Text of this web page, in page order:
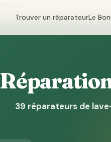
Trouver un réparateurLe
39 réparateurs de